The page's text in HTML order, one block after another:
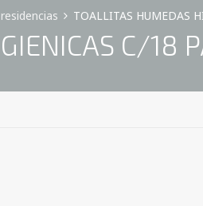
TOALLITAS HUMEDAS
C/18